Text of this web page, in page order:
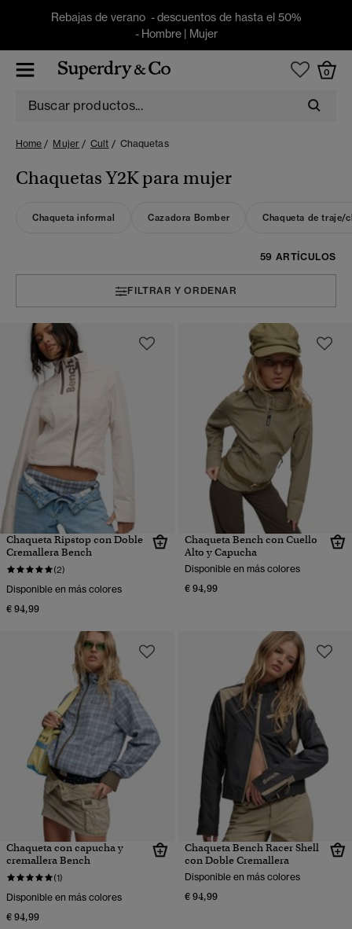
Rebajas de verano - descuentos de hasta el 50%
- Hombre| Mujer
0
Home Mujer Cult Chaquetas
Chaquetas Y2K para mujer
Chaqueta informal Cazadora Bomber Chaqueta de traje/
59 ARTÍCULOS
FILTRAR Y ORDENAR
Chaqueta Ripstop con Doble
Cremallera Bench
(2)
Disponible en más colores
€ 94,99
Chaqueta Bench con Cuello
Alto y Capucha
Disponible en más colores
€ 94,99
Chaqueta con capucha y
cremallera Bench
(1)
Disponible en más colores
€ 94,99
Chaqueta Bench Racer Shell
con Doble Cremallera
Disponible en más colores
€ 94,99